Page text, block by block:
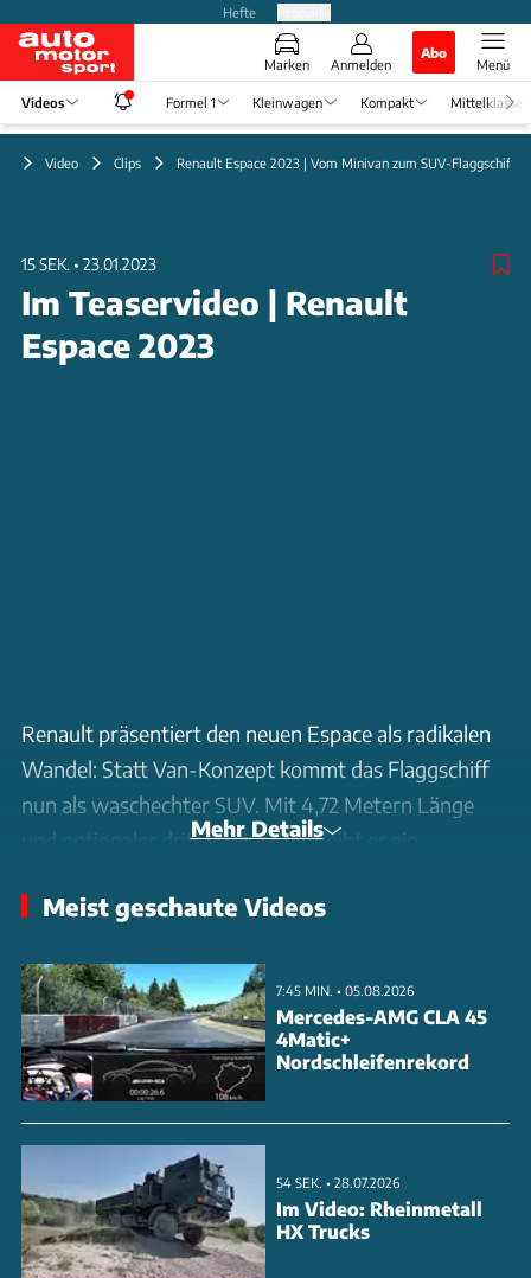
Hefte
Marken Anmelden
Abo
Menü
Videos Formel 1 Kleinwagen Kompakt Mittelklasse
Video Clips Renault Espace 2023 | Vom Minivan zum SUV-Flaggschiff
15 SEK. • 23.01.2023
Im Teaservideo | Renault
Espace 2023
Renault präsentiert den neuen Espace als radikalen
Wandel: Statt Van-Konzept kommt das Flaggschiff
nun als waschechter SUV. Mit 4,72 Metern Länge
und optionaler dritter Sitzreihe bleibt er ein
Vollhybrid kombiniert einen 1,2-Liter-Dreizylinder
Zentimeter Bodenfreiheit, Hinterachslenkung und
Google-basiertes Infotainment mit 12-Zoll-Display.
Als Fünfsitzer schluckt er bis zu 1.818 Liter Gepäck.
Drei Ausstattungslinien stehen zur Wahl - von
Techno über Iconic bis zum sportlichen Esprit Alpine.
Die Preise starten bei 43.500 Euro. Der Verbrauch
soll bei sparsamen 4,7 l/100 km liegen.
Mehr Details
Meist geschaute Videos
7:45 MIN. • 05.08.2026
Mercedes-AMG CLA 45
4Matic+
Nordschleifenrekord
54 SEK. • 28.07.2026
Im Video: Rheinmetall
HX Trucks